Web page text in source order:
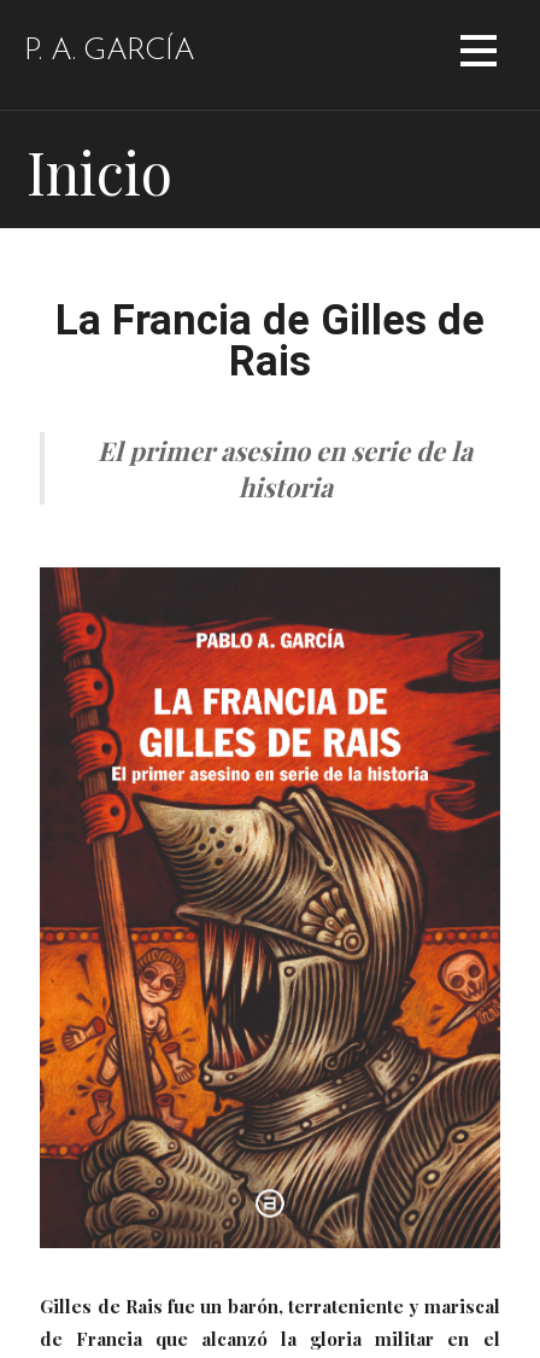
P. A. GARCÍA
Inicio
La Francia de Gilles de
Rais
El primer asesino en serie de la
historia
Gilles de Rais fue un barón, terrateniente y mariscal
de Francia que alcanzó la gloria militar en el